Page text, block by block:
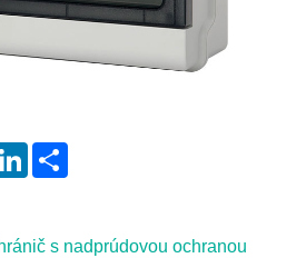
LinkedIn
s nadprúdovou ochranou